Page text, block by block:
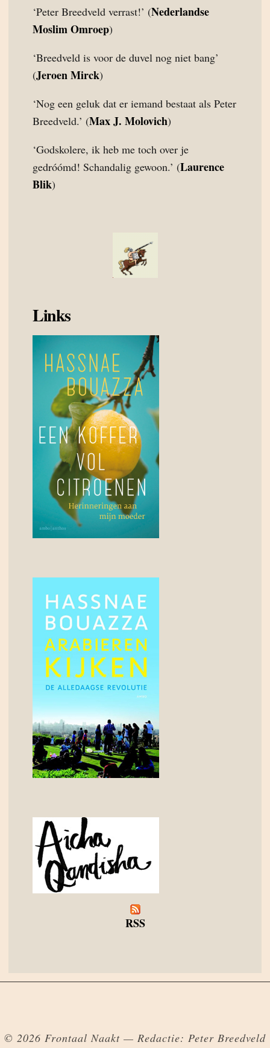
‘Peter Breedveld verrast!’ (Nederlandse
Moslim Omroep)
‘Breedveld is voor de duvel nog niet bang’
(Jeroen Mirck)
‘Nog een geluk dat er iemand bestaat als Peter
Breedveld.’ (Max J. Molovich)
‘Godskolere, ik heb me toch over je
gedróómd! Schandalig gewoon.’ (Laurence
Blik)
Links
RSS
© 2026 Frontaal Naakt — Redactie: Peter Breedveld